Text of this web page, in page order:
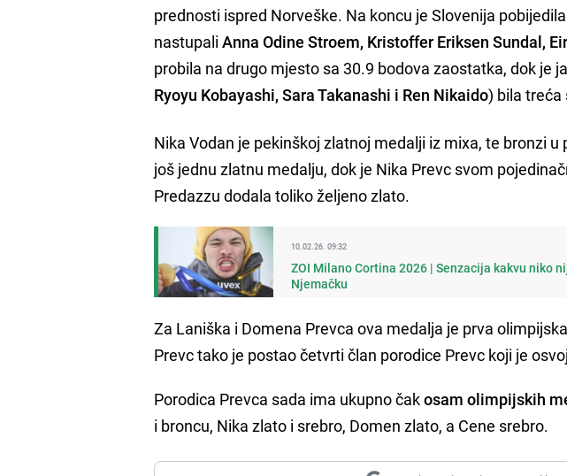
prednosti ispred Norveške. Na koncu je Slovenija
nastupaliAnna Odine Stroem, Kristoffer Eriksen Sundal,
probila na drugo mjesto sa 30.9 bodova zaostatka, dok je
Ryoyu Kobayashi, Sara Takanashi i Ren Nikaido) bila treća
Nika Vodan je pekinškoj zlatnoj medalji iz mixa, te bronzi
još jednu zlatnu medalju, dok je Nika Prevc svom
Predazzu dodala toliko željeno zlato.
10.02.26. 09:32
ZOI Milano Cortina 2026 | Senzacija kakvu niko
Njemačku
Za Laniška i Domena Prevca ova medalja je prva
Prevc tako je postao četvrti član porodice Prevc koji je
Porodica Prevca sada ima ukupno čakosam olimpijskih
i broncu, Nika zlato i srebro, Domen zlato, a Cene srebro.